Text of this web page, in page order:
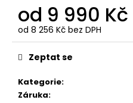
od 9 990 Kč
od 8 256 Kč bez DPH
Měrná
cena:
Kategorie:
Záruka:
Zeptat se
D
o
p
o
u